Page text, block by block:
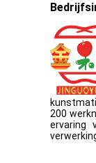
200
ervaring